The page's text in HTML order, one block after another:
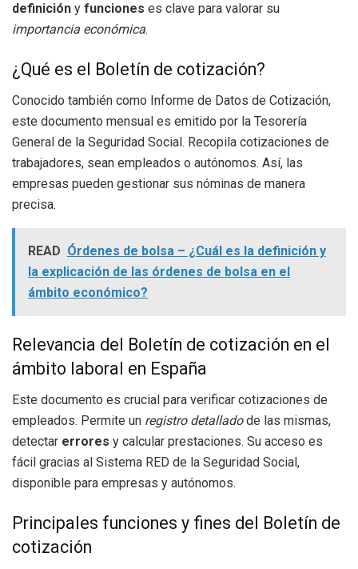
definición y funciones es clave para valorar su
importancia económica.
¿Qué es el Boletín de cotización?
Conocido también como Informe de Datos de Cotización,
este documento mensual es emitido por la Tesorería
General de la Seguridad Social. Recopila cotizaciones de
trabajadores, sean empleados o autónomos. Así, las
empresas pueden gestionar sus nóminas de manera
precisa.
READ Órdenes de bolsa – ¿Cuál es la definición y
la explicación de las órdenes de bolsa en el
ámbito económico?
Relevancia del Boletín de cotización en el
ámbito laboral en España
Este documento es crucial para verificar cotizaciones de
empleados. Permite un registro detalladode las mismas,
detectar errores y calcular prestaciones. Su acceso es
fácil gracias al Sistema RED de la Seguridad Social,
disponible para empresas y autónomos.
Principales funciones y fines del Boletín de
cotización